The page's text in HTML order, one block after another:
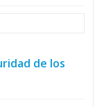
de los